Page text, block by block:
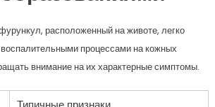
расположенный на животе, легко
процессами на кожных
внимание на их характерные симптомы.